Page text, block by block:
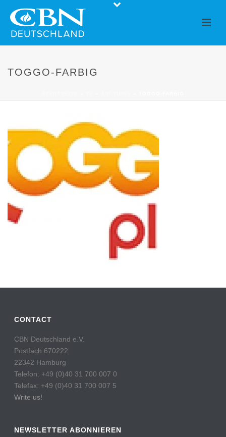
TOGGO-FARBIG
CONTACT
CBN Deutschland e.V.
Postfach 670222
22342 Hamburg
Telefon: +49 (0)40 31 700 007 0
Telefax: +49 (0)40 31 700 007 5
Write us!
NEWSLETTER ABONNIEREN